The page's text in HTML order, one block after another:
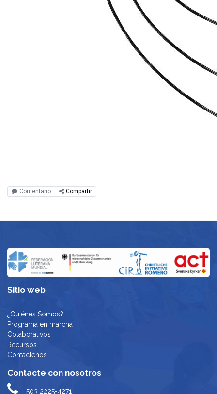
Comentario Compartir
Sitio web
¿Quiénes Somos?
Programa en marcha
Colaborativos
Recursos
Contáctenos
Contacte con nosotros
+503 2225-4271